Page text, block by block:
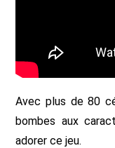
Avec plus de 80
bombes aux
adorer ce jeu.